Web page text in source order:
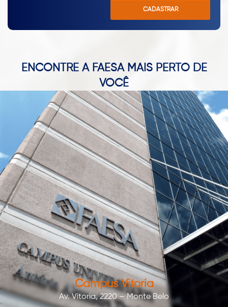
CADASTRAR
ENCONTRE A FAESA MAIS PERTO DE
VOCÊ
Campus Vitória
Av. Vitoria, 2220 – Monte Belo